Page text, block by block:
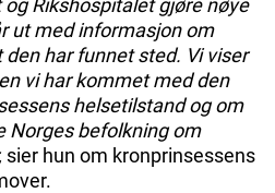
Rikshospitalet gjøre nøye
ut med informasjon om
har funnet sted. Vi viser
vi har kommet med den
helsetilstand og om
Norges befolkning om
sier hun om kronprinsessens